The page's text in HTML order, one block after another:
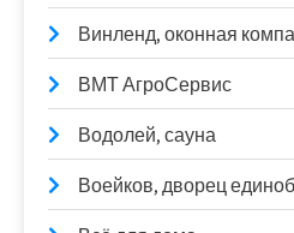
Винленд, оконная
ВМТ АгроСервис
Водолей, сауна
Воейков, дворец